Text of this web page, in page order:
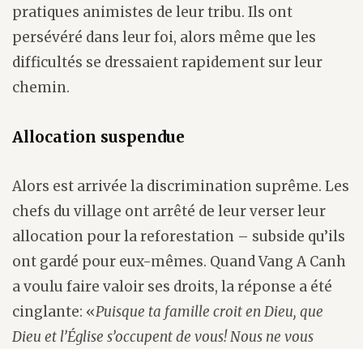
pratiques animistes de leur tribu. Ils ont
persévéré dans leur foi, alors même que les
difficultés se dressaient rapidement sur leur
chemin.
Allocation suspendue
Alors est arrivée la discrimination suprême. Les
chefs du village ont arrêté de leur verser leur
allocation pour la reforestation – subside qu’ils
ont gardé pour eux-mêmes. Quand Vang A Canh
a voulu faire valoir ses droits, la réponse a été
cinglante: «Puisque ta famille croit en Dieu, que
Dieu et l’Église s’occupent de vous! Nous ne vous